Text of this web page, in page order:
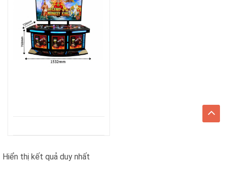
Hiển thị kết quả duy nhất